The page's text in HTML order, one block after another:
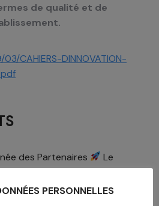
de qualité et de
CAHIERS-DINNOVATION-
des Partenaires
Le
vous approche !
2026 PERSONNELLES